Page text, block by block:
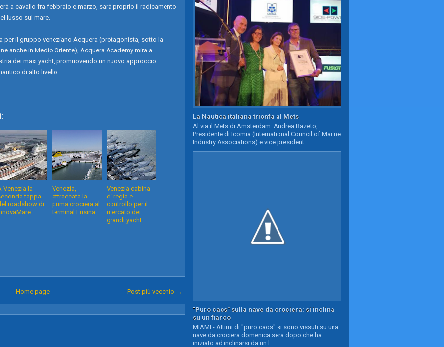
a cavallo fra febbraio e marzo, sarà proprio il radicamento
lusso sul mare.
per il gruppo veneziano Acquera (protagonista, sotto la
anche in Medio Oriente), Acquera Academy mira a
dei maxi yacht, promuovendo un nuovo approccio
di alto livello.
Venezia la
tappa
roadshow di
Venezia,
attraccata la
prima crociera al
terminal Fusina
Venezia cabina
di regia e
controllo per il
mercato dei
grandi yacht
Post più vecchio →
Home page
La Nautica italiana trionfa al Mets
Al via il Mets di Amsterdam. Andrea Razeto,
Presidente di Icomia (International Council of Marine
Industry Associations) e vice president...
"Puro caos" sulla nave da crociera: si inclina
su un fianco
MIAMI - Attimi di "puro caos" si sono vissuti su una
nave da crociera domenica sera dopo che ha
iniziato ad inclinarsi da un l...